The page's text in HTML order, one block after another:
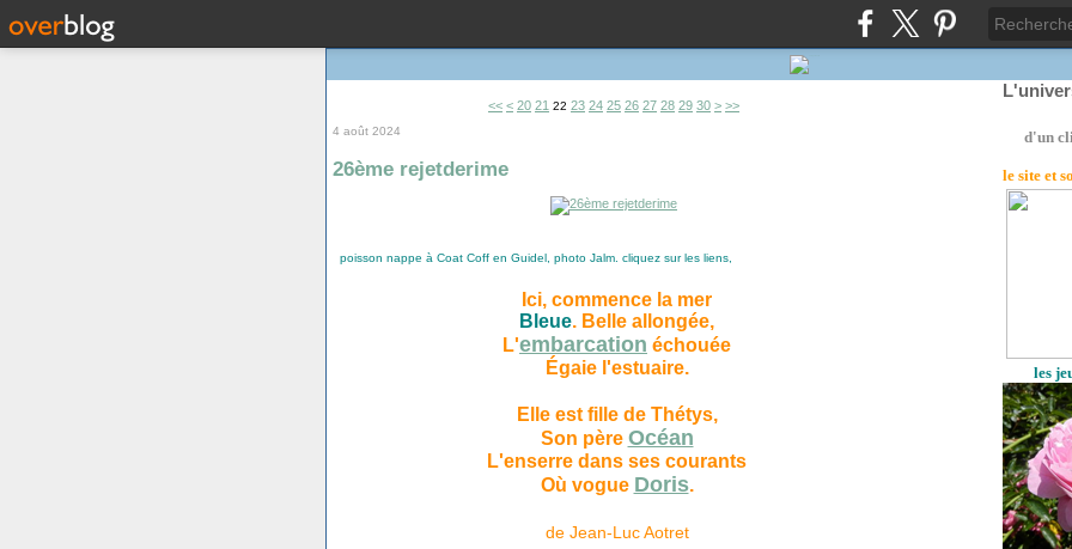
<< < 10
20 21 22 23 24 25 26 27 28 29 30 40
50
60
70
80
90
100
200
300
400
> >>
4 août 2024
26ème rejetderime
poisson nappe à Coat Coff en Guidel, photo Jalm. cliquez sur les liens,
Ici, commence la mer
Bleue. Belle allongée,
L'embarcation échouée
Égaie l'estuaire.
Elle est fille de Thétys,
Son père Océan
L'enserre dans ses courants
Où vogue Doris.
de Jean-Luc Aotret
d'un
le site et
les